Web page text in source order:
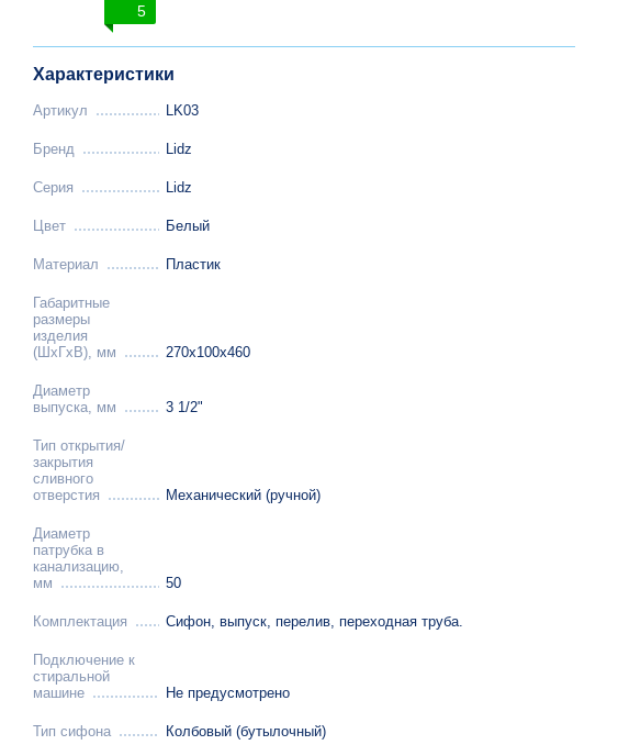
5
Характеристики
Артикул LK03
Бренд Lidz
Серия Lidz
Цвет Белый
Материал Пластик
Габаритные
размеры
изделия
(ШхГхВ), мм
270х100х460
Диаметр
выпуска, мм
3 1/2"
Тип открытия/
закрытия
сливного
отверстия
Механический (ручной)
Диаметр
патрубка в
канализацию,
мм
50
Комплектация Сифон, выпуск, перелив, переходная труба.
Подключение к
стиральной
машине
Не предусмотрено
Тип сифона Колбовый (бутылочный)